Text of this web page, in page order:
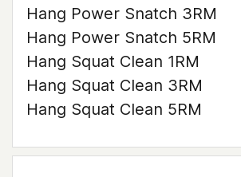
Hang Power Snatch 3RM
Hang Power Snatch 5RM
Hang Squat Clean 1RM
Hang Squat Clean 3RM
Hang Squat Clean 5RM